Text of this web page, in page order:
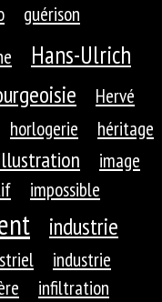
guérison
Hans-Ulrich
Hervé
horlogerie
héritage
image
impossible
industrie
industrie
infiltration